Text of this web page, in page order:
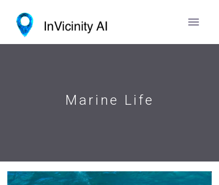
Marine Life